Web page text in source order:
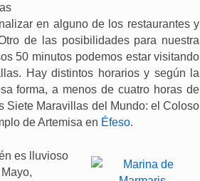
en alguno de los restaurantes y
de las posibilidades para nuestra
50 minutos podemos estar visitando
Hay distintos horarios y según la
forma, a menos de cuatro horas de
Siete Maravillas del Mundo: el Coloso
de Artemisa en Éfeso.
es lluvioso